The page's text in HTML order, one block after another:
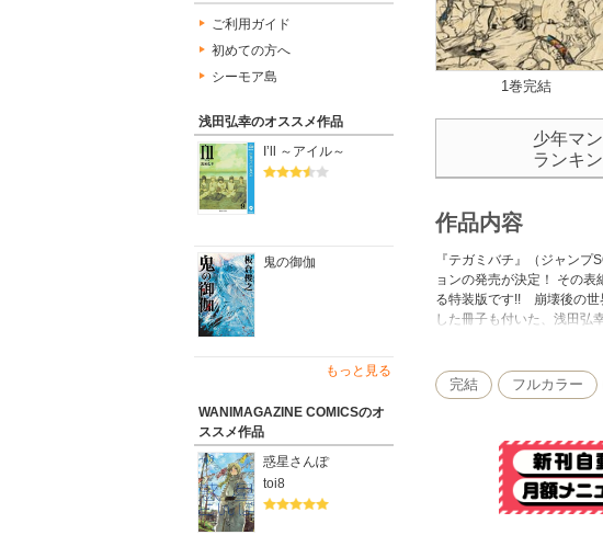
ご利用ガイド
初めての方へ
シーモア島
浅田弘幸のオススメ作品
I’ll ～アイル～
鬼の御伽
もっと見る
WANIMAGAZINE COMICSのオ
ススメ作品
惑星さんぽ
toi8
1巻完結
少年マ
ランキ
作品内容
『テガミバチ』（ジャン
ョンの発売が決定！ その
る特装版です!! 崩壊後の世
した冊子も付いた、浅田弘
完結 フルカラー